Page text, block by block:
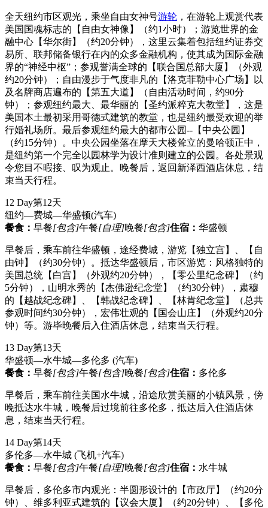
全天纽约市区观光，乘坐自由女神号游轮 ，在游轮上观赏代表
美国国魂标志的【自由女神像】（约1小时）；游览世界的金
融中心【华尔街】（约20分钟），这里云集着包括纽约证券交
易所、联邦储备银行在内的众多金融机构，使其成为国际金融
界的“神经中枢”；参观誉满全球的【联合国总部大厦】（外观
约20分钟）；自由漫步于气度非凡的【洛克菲勒中心广场】以
及名牌商店遍布的【第五大道】（自由活动时间，约90分
钟）；参观纽约最大、最华丽的【圣约派粹克大教堂】，这是
美国本土最初采用哥德式建筑的教堂，也是纽约最受欢迎的举
行婚礼场所。最后参观纽约最大的都市公园--【中央公园】
（约15分钟）。中央公园坐落在摩天大楼耸立的曼哈顿正中，
是纽约第一个完全以园林学为设计准则建立的公园。各处景观
令您目不暇接、叹为观止。晚餐后，返回新泽西酒店休息，结
束当天行程。
12 Day第12天
纽约—费城—华盛顿(汽车)
餐食： 早餐[包含]午餐[自理]晚餐[包含]住宿： 华盛顿
早餐后，乘车前往华盛顿，途经费城，游览【独立宫】、【自
由钟】（约30分钟）。抵达华盛顿后，市区游览：风格独特的
美国总统【白宫】（外观约20分钟），【零公里纪念碑】（约
5分钟），山明水秀的【杰佛逊纪念堂】（约30分钟），肃穆
的【越战纪念碑】、【韩战纪念碑】、【林肯纪念堂】（总共
参观时间约30分钟），宏伟壮观的【国会山庄】（外观约20分
钟）等。游毕晚餐后入住酒店休息，结束当天行程。
13 Day第13天
华盛顿—水牛城—多伦多 (汽车)
餐食： 早餐[包含]午餐[包含]晚餐[包含]住宿： 多伦多
早餐后，乘车前往美国水牛城，沿途欣赏美丽的小镇风景，傍
晚抵达水牛城，晚餐后过境前往多伦多，抵达后入住酒店休
息，结束当天行程。
14 Day第14天
多伦多—水牛城 (飞机+汽车)
餐食： 早餐[包含]午餐[自理]晚餐[包含]住宿： 水牛城
早餐后，多伦多市内观光：半圆形设计的【市政厅】（约20分
钟）、维多利亚式建筑的【议会大厦】（约20分钟）、【多伦